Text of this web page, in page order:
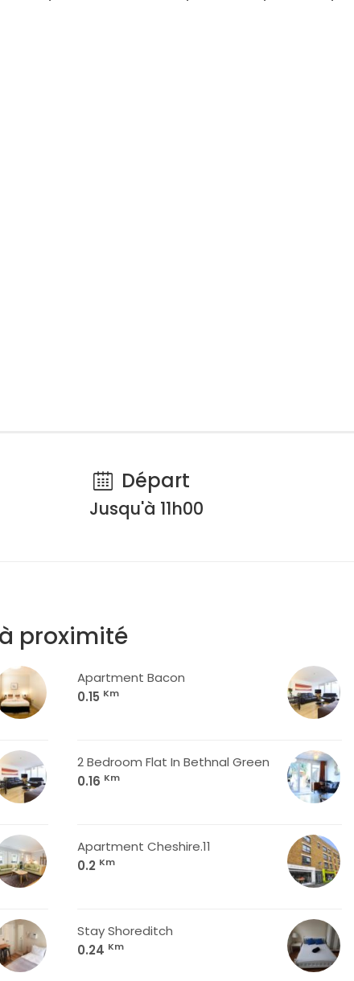
Départ
Jusqu'à 11h00
proximité
Apartment Bacon
0.15 Km
2 Bedroom Flat In Bethnal Green
0.16 Km
Apartment Cheshire.11
0.2 Km
Stay Shoreditch
0.24 Km